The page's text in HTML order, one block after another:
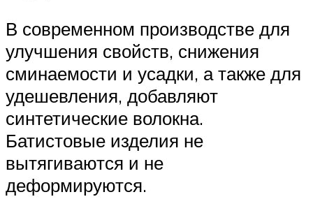
В современном производстве для
улучшения свойств, снижения
сминаемости и усадки, а также для
удешевления, добавляют
синтетические волокна.
Батистовые изделия не
вытягиваются и не
деформируются.